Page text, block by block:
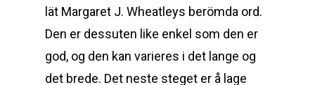
lät Margaret J. Wheatleys berömda ord.
Den er dessuten like enkel som den er
god, og den kan varieres i det lange og
det brede. Det neste steget er å lage